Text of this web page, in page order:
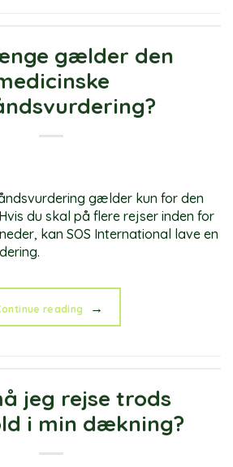
gælder den
gælder kun for den
du skal på flere rejser inden for
kan SOS International lave en
reading →
jeg rejse trods
i min dækning?